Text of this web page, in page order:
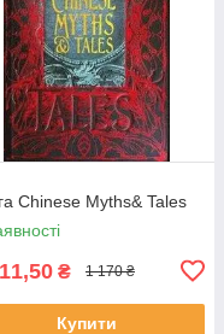
Chinese Myths& Tales
₴ 1 170 ₴
Купити